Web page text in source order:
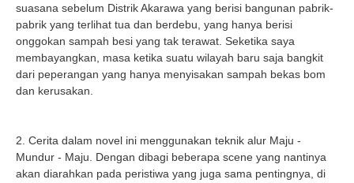
suasana sebelum Distrik Akarawa yang berisi bangunan pabrik-
pabrik yang terlihat tua dan berdebu, yang hanya berisi
onggokan sampah besi yang tak terawat. Seketika saya
membayangkan, masa ketika suatu wilayah baru saja bangkit
dari peperangan yang hanya menyisakan sampah bekas bom
dan kerusakan.
2. Cerita dalam novel ini menggunakan teknik alur Maju -
Mundur - Maju. Dengan dibagi beberapa scene yang nantinya
akan diarahkan pada peristiwa yang juga sama pentingnya, di